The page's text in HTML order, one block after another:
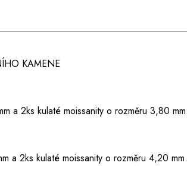
KAMENE
a 2ks kulaté moissanity o rozměru 3,80 mm.
a 2ks kulaté moissanity o rozměru 4,20 mm.